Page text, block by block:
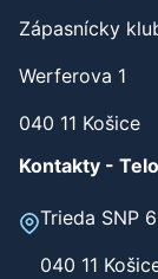
Zápasnícky
Werferova 1
040 11 Košice
Kontakty -
Trieda SNP
040 11